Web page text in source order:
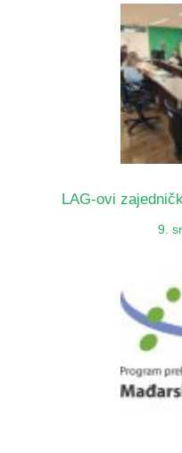
LAG-ovi
9.